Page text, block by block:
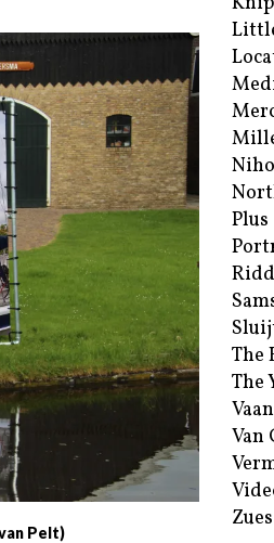
Pelt)
Plus
The
The
Van